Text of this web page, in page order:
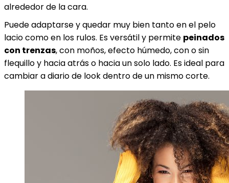
alrededor de la cara.
Puede adaptarse y quedar muy bien tanto en el pelo
lacio como en los rulos. Es versátil y permite peinados
con trenzas, con moños, efecto húmedo, con o sin
flequillo y hacia atrás o hacia un solo lado. Es ideal para
cambiar a diario de look dentro de un mismo corte.